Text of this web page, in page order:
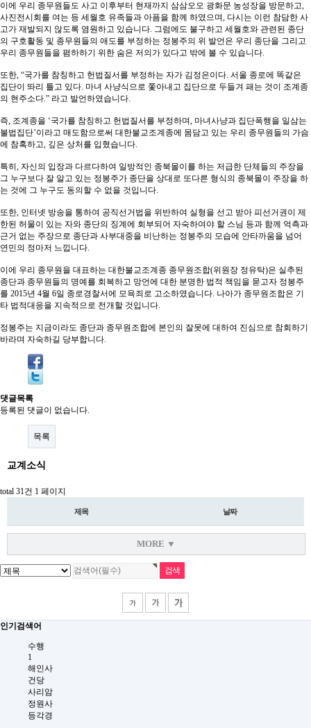
이에 우리 종무원들도 사고 이후부터 현재까지 삼삼오오 광화문 농성장을 방문하고,
사진전시회를 여는 등 세월호 유족들과 아픔을 함께 하였으며, 다시는 이런 참담한 사
고가 재발되지 않도록 염원하고 있습니다. 그럼에도 불구하고 세월호와 관련된 종단
의 구호활동 및 종무원들의 애도를 부정하는 정봉주의 위 발언은 우리 종단을 그리고
우리 종무원들을 폄하하기 위한 숨은 저의가 있다고 밖에 볼 수 있습니다.
또한, “국가를 참칭하고 헌법질서를 부정하는 자가 김정은이다. 서울 종로에 똑같은
집단이 똬리 틀고 있다. 마녀 사냥식으로 쫓아내고 집단으로 두들겨 패는 것이 조계종
의 현주소다.” 라고 발언하였습니다.
즉, 조계종을 ‘국가를 참칭하고 헌법질서를 부정하며, 마녀사냥과 집단폭행을 일삼는
불법집단’이라고 매도함으로써 대한불교조계종에 몸담고 있는 우리 종무원들의 가슴
에 참혹하고, 깊은 상처를 입혔습니다.
특히, 자신의 입장과 다르다하여 일방적인 종북몰이를 하는 저급한 단체들의 주장을
그 누구보다 잘 알고 있는 정봉주가 종단을 상대로 또다른 형식의 종북몰이 주장을 하
는 것에 그 누구도 동의할 수 없을 것입니다.
또한, 인터넷 방송을 통하여 공직선거법을 위반하여 실형을 선고 받아 피선거권이 제
한된 허물이 있는 자와 종단의 징계에 회부되어 자숙하여야 할 스님 등과 함께 억측과
근거 없는 주장으로 종단과 사부대중을 비난하는 정봉주의 모습에 안타까움을 넘어
연민의 정마저 느낍니다.
이에 우리 종무원을 대표하는 대한불교조계종 종무원조합(위원장 정유탁)은 실추된
종단과 종무원들의 명예를 회복하고 망언에 대한 분명한 법적 책임을 묻고자 정봉주
를 2015년 4월 6일 종로경찰서에 모욕죄로 고소하였습니다. 나아가 종무원조합은 기
타 법적대응을 지속적으로 전개할 것입니다.
정봉주는 지금이라도 종단과 종무원조합에 본인의 잘못에 대하여 진심으로 참회하기
바라며 자숙하길 당부합니다.
댓글목록
등록된 댓글이 없습니다.
목록
교계소식
total 31건 1 페이지
제목 날짜
MORE ▼
인기검색어
수행
1
해인사
건당
사리암
정원사
등각경